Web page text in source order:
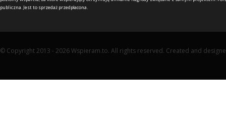
publiczna. Jest to sprzedaż przedpłacona.
© Copyright 2013 - 2026 Wspieram.to. All rights reserved. Created and